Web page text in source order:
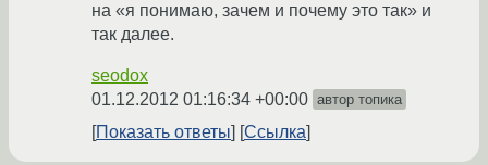
на «я понимаю, зачем и почему это так» и
так далее.
seodox
01.12.2012 01:16:34 +00:00 автор топика
Показать ответы Ссылка